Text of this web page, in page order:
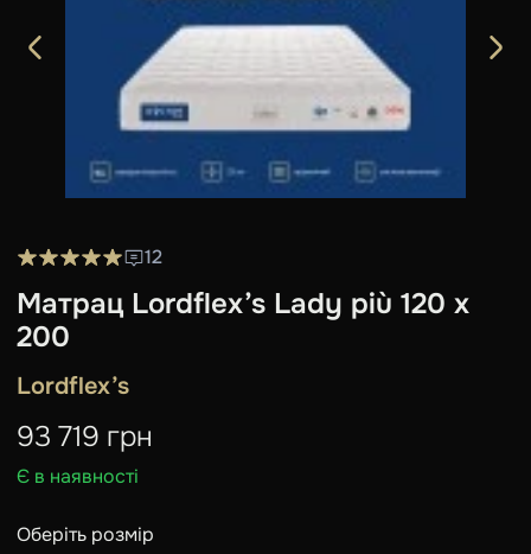
12
Матрац Lordflex’s Lady più 120 x
200
Lordflex’s
93 719 грн
Є в наявності
Оберіть розмір